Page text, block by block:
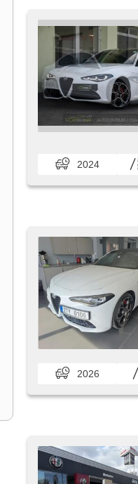
2024
2026